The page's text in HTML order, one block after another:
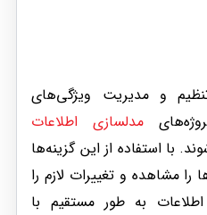
و مدیریت ویژگی‌های
مدلسازی اطلاعات
با استفاده از این گزینه‌ها
را مشاهده و تغییرات لازم را
به طور مستقیم با